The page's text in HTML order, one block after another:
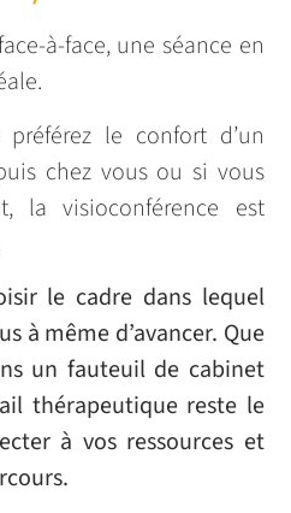
à-face, une séance en
le confort d’un
chez vous ou si vous
la visioconférence est
le cadre dans lequel
à même d’avancer. Que
un fauteuil de cabinet
thérapeutique reste le
à vos ressources et